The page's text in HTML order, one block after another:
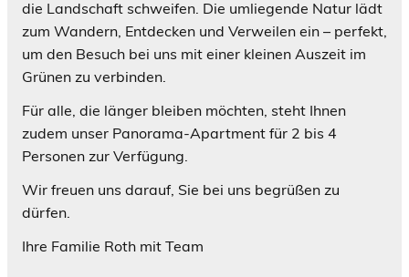
die Landschaft schweifen. Die umliegende Natur lädt
zum Wandern, Entdecken und Verweilen ein – perfekt,
um den Besuch bei uns mit einer kleinen Auszeit im
Grünen zu verbinden.
Für alle, die länger bleiben möchten, steht Ihnen
zudem unser Panorama-Apartment für 2 bis 4
Personen zur Verfügung.
Wir freuen uns darauf, Sie bei uns begrüßen zu
dürfen.
Ihre Familie Roth mit Team